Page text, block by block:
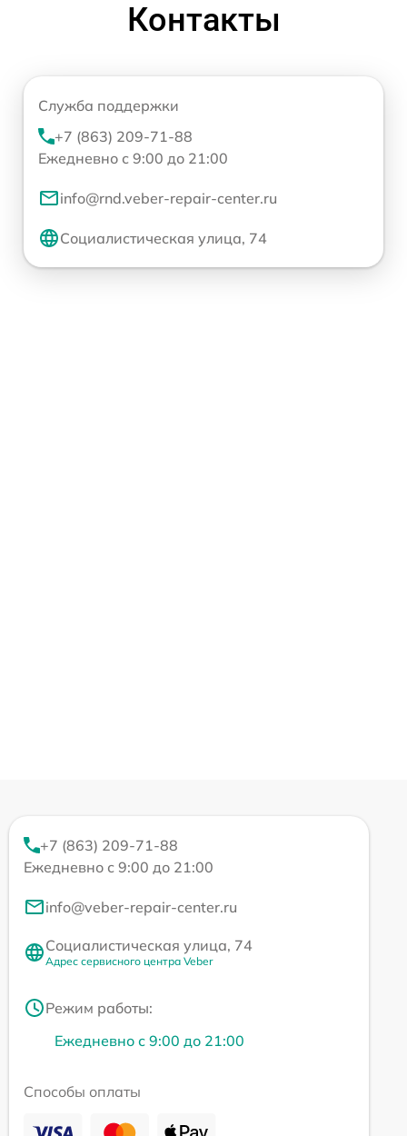
Контакты
Служба поддержки
+7 (863) 209-71-88
Ежедневно с 9:00 до 21:00
info@rnd.veber-repair-center.ru
Социалистическая улица, 74
+7 (863) 209-71-88
Ежедневно с 9:00 до 21:00
info@veber-repair-center.ru
Социалистическая улица, 74
Адрес сервисного центра Veber
Режим работы:
Ежедневно с 9:00 до 21:00
Способы оплаты